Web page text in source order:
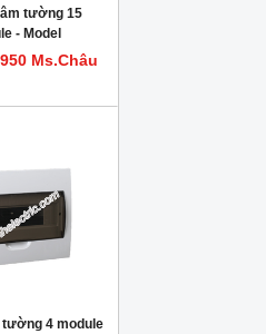
tường 15
- Model
Ms.Châu
tường 4 module